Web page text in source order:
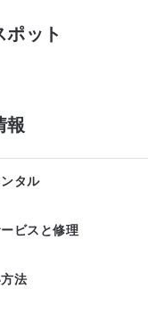
ット
報
タル
ビスと修理
法